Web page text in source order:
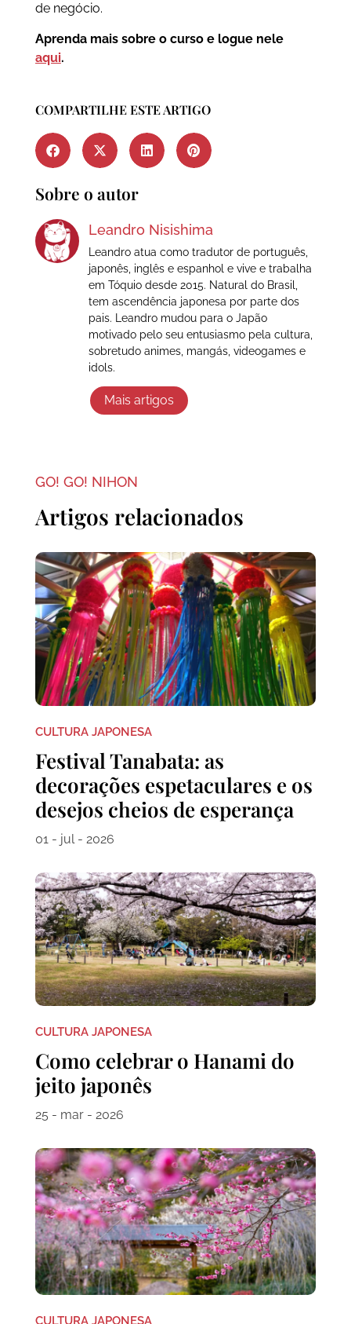
de negócio.
Aprenda mais sobre o curso e logue nele
aqui.
COMPARTILHE ESTE ARTIGO
Sobre o autor
Leandro Nisishima
Leandro atua como tradutor de português,
japonês, inglês e espanhol e vive e trabalha
em Tóquio desde 2015. Natural do Brasil,
tem ascendência japonesa por parte dos
pais. Leandro mudou para o Japão
motivado pelo seu entusiasmo pela cultura,
sobretudo animes, mangás, videogames e
idols.
Mais artigos
GO! GO! NIHON
Artigos relacionados
CULTURA JAPONESA
Festival Tanabata: as
decorações espetaculares e os
desejos cheios de esperança
01 - jul - 2026
CULTURA JAPONESA
Como celebrar o Hanami do
jeito japonês
25 - mar - 2026
CULTURA JAPONESA